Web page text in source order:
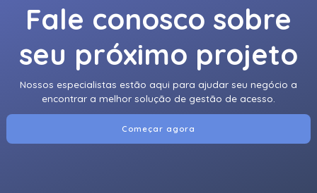
Fale conosco sobre
seu próximo projeto
Nossos especialistas estão aqui para ajudar seu negócio a
encontrar a melhor solução de gestão de acesso.
Começar agora